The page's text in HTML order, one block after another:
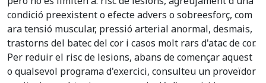
condició preexistent o efecte advers o sobreesforç, com
ara tensió muscular, pressió arterial anormal, desmais,
trastorns del batec del cor i casos molt rars d'atac de cor.
Per reduir el risc de lesions, abans de començar aquest
o qualsevol programa d'exercici, consulteu un proveïdor